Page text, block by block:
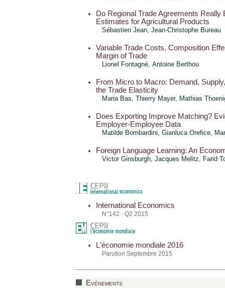
Do Regional Trade Agreements Really
Estimates for Agricultural Products
Sébastien Jean, Jean-Christophe Bureau
Variable Trade Costs, Composition
Margin of Trade
Lionel Fontagné, Antoine Berthou
From Micro to Macro: Demand,
the Trade Elasticity
Maria Bas, Thierry Mayer, Mathias
Does Exporting Improve Matching?
Employer-Employee Data
Matilde Bombardini, Gianluca Orefice,
Foreign Language Learning: An
Victor Ginsburgh, Jacques Melitz, Farid
International Economics
N°142 - Q2 2015
L'économie mondiale 2016
Parution Septembre 2015
Evénements